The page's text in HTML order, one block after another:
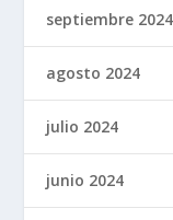
septiembre 2024
agosto 2024
julio 2024
junio 2024